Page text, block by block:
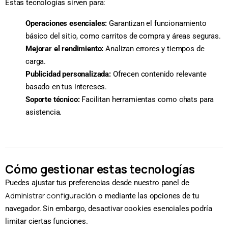
Estas tecnologías sirven para:
Operaciones esenciales: Garantizan el funcionamiento
básico del sitio, como carritos de compra y áreas seguras.
Mejorar el rendimiento: Analizan errores y tiempos de
carga.
Publicidad personalizada: Ofrecen contenido relevante
basado en tus intereses.
Soporte técnico:Facilitan herramientas como chats para
asistencia.
Cómo gestionar estas tecnologías
Puedes ajustar tus preferencias desde nuestro panel de
Administrar configuración o mediante las opciones de tu
navegador. Sin embargo, desactivar cookies esenciales podría
limitar ciertas funciones.